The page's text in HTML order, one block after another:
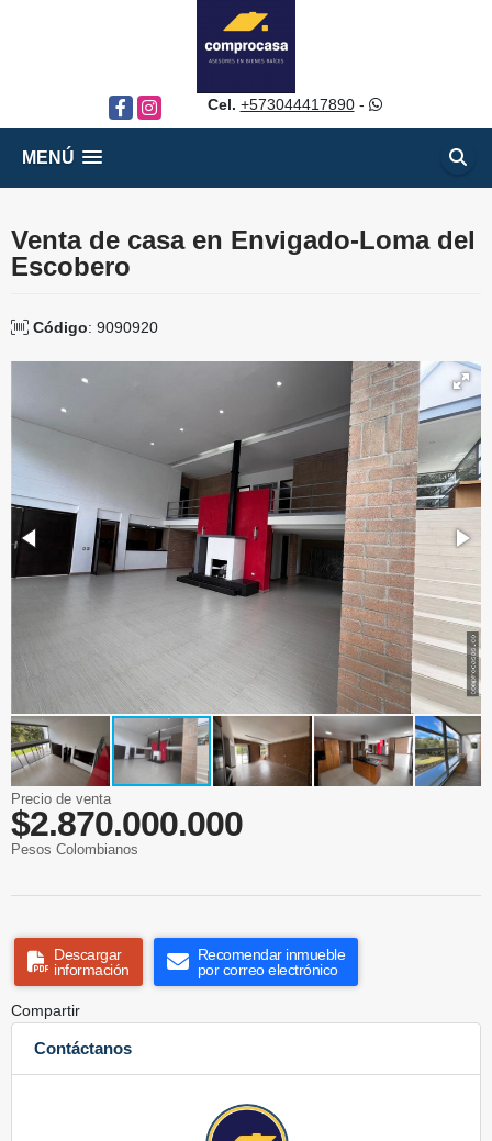
FacebookInstagram Cel. +573044417890-
MENÚ
Venta de casa en Envigado-Loma del
Escobero
Código: 9090920
Precio de venta
$2.870.000.000
Pesos Colombianos
Descargar
información
Recomendar inmueble
por correo electrónico
Compartir
Contáctanos